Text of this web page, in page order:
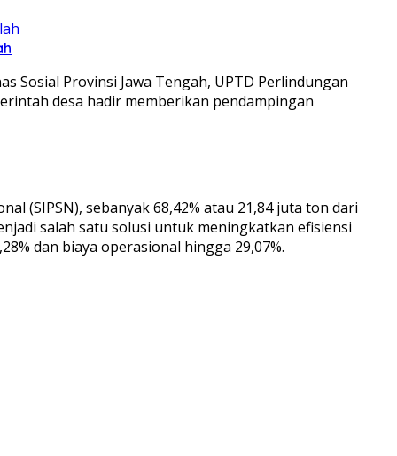
Sosial Provinsi Jawa Tengah, UPTD Perlindungan
desa hadir memberikan pendampingan
(SIPSN), sebanyak 68,42% atau 21,84 juta ton dari
salah satu solusi untuk meningkatkan efisiensi
dan biaya operasional hingga 29,07%.